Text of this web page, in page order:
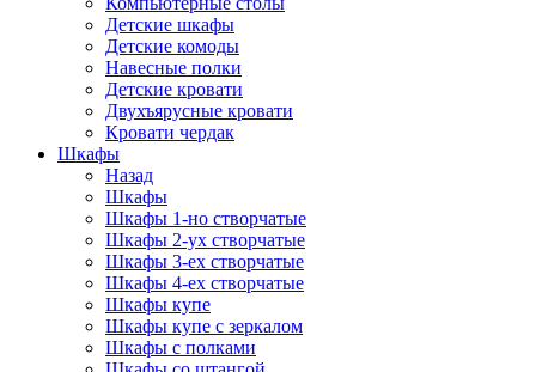
Детские шкафы
Детские комоды
Навесные полки
Детские кровати
Двухъярусные кровати
Кровати чердак
Шкафы
Назад
Шкафы
Шкафы 1-но створчатые
Шкафы 2-ух створчатые
Шкафы 3-ех створчатые
Шкафы 4-ех створчатые
Шкафы купе
Шкафы купе с зеркалом
Шкафы с полками